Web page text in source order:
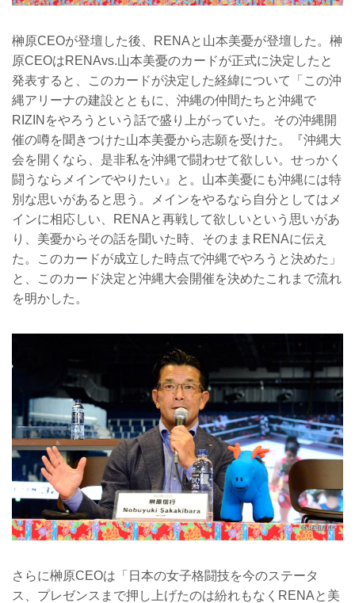
榊原CEOが登壇した後、RENAと山本美憂が登壇した。榊
原CEOはRENAvs.山本美憂のカードが正式に決定したと
発表すると、このカードが決定した経緯について「この沖
縄アリーナの建設とともに、沖縄の仲間たちと沖縄で
RIZINをやろうという話で盛り上がっていた。その沖縄開
催の噂を聞きつけた山本美憂から志願を受けた。『沖縄大
会を開くなら、是非私を沖縄で闘わせて欲しい。せっかく
闘うならメインでやりたい』と。山本美憂にも沖縄には特
別な思いがあると思う。メインをやるなら自分としてはメ
インに相応しい、RENAと再戦して欲しいという思いがあ
り、美憂からその話を聞いた時、そのままRENAに伝え
た。このカードが成立した時点で沖縄でやろうと決めた」
と、このカード決定と沖縄大会開催を決めたこれまで流れ
を明かした。
さらに榊原CEOは「日本の女子格闘技を今のステータ
ス、プレゼンスまで押し上げたのは紛れもなくRENAと美